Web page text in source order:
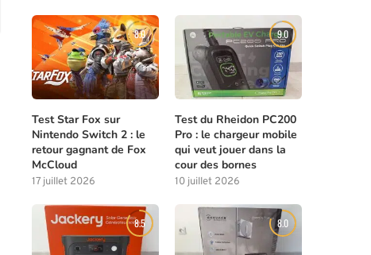
8.0
Test Star Fox sur
Nintendo Switch 2 : le
retour gagnant de Fox
McCloud
17 juillet 2026
9.0
Test du Rheidon PC200
Pro : le chargeur mobile
qui veut jouer dans la
cour des bornes
10 juillet 2026
8.5 8.0